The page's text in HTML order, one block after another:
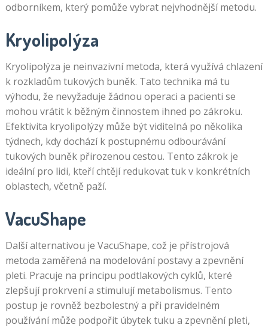
odborníkem, který pomůže vybrat nejvhodnější metodu.
Kryolipolýza
Kryolipolýza je neinvazivní metoda, která využívá chlazení
k rozkladům tukových buněk. Tato technika má tu
výhodu, že nevyžaduje žádnou operaci a pacienti se
mohou vrátit k běžným činnostem ihned po zákroku.
Efektivita kryolipolýzy může být viditelná po několika
týdnech, kdy dochází k postupnému odbourávání
tukových buněk přirozenou cestou. Tento zákrok je
ideální pro lidi, kteří chtějí redukovat tuk v konkrétních
oblastech, včetně paží.
VacuShape
Další alternativou je VacuShape, což je přístrojová
metoda zaměřená na modelování postavy a zpevnění
pleti. Pracuje na principu podtlakových cyklů, které
zlepšují prokrvení a stimulují metabolismus. Tento
postup je rovněž bezbolestný a při pravidelném
používání může podpořit úbytek tuku a zpevnění pleti,